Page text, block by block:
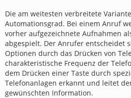
Die am weitesten verbreitete
Automationsgrad. Bei einem Anruf
vorher aufgezeichnete Aufnahmen
abgespielt. Der Anrufer entscheidet
Optionen durch das Drücken von
charakteristische Frequenz der
dem Drücken einer Taste durch
Telefonanlagen erkannt und leitet
gewünschten Information.